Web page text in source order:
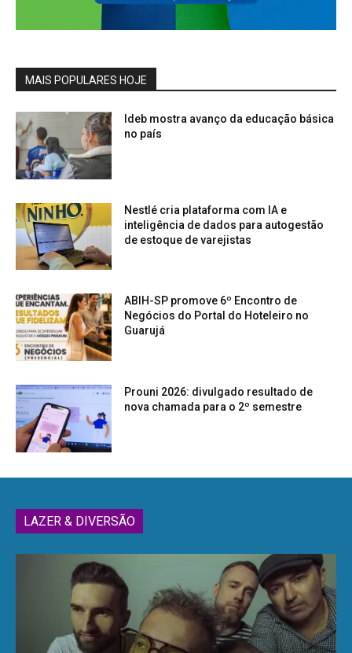
MAIS POPULARES HOJE
Ideb mostra avanço da educação básica
no país
Nestlé cria plataforma com IA e
inteligência de dados para autogestão
de estoque de varejistas
ABIH-SP promove 6º Encontro de
Negócios do Portal do Hoteleiro no
Guarujá
Prouni 2026: divulgado resultado de
nova chamada para o 2º semestre
LAZER & DIVERSÃO